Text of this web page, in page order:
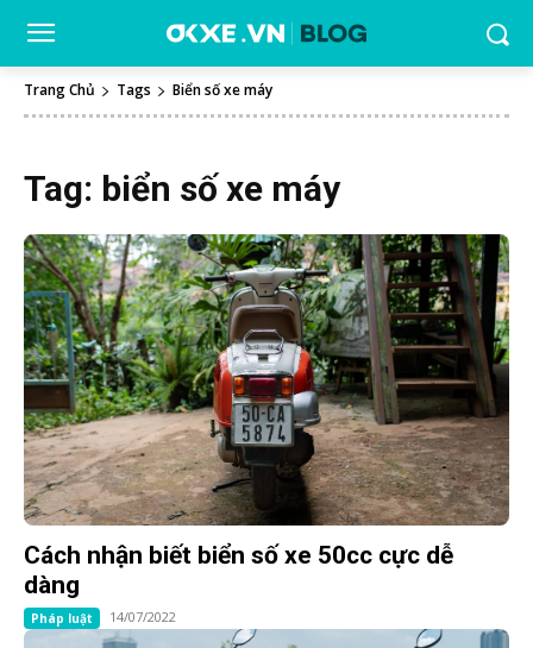
Trang Chủ Tags Biển số xe máy
Tag: biển số xe máy
Cách nhận biết biển số xe 50cc cực dễ
dàng
Pháp luật 14/07/2022